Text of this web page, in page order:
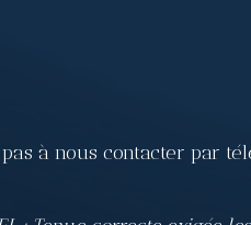
à nous contacter par